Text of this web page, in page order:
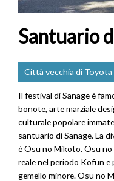
Santuario
Città vecchia di Toyota
Il festival di Sanage è
bonote, arte marziale
culturale popolare
santuario di Sanage. La
è Osu no Mikoto. Osu no
reale nel periodo Kofun
gemello minore. Osu no